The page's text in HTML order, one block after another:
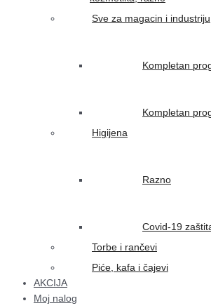
Sve za magacin i industriju
Kompletan
Kompletan
Higijena
Razno
Covid-19
Torbe i rančevi
Piće, kafa i čajevi
AKCIJA
Moj nalog